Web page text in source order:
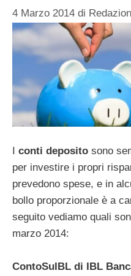
4 Marzo 2014 di
I conti deposito sono
per investire i propri
prevedono spese, e in
bollo proporzionale è a
seguito vediamo quali
marzo 2014:
ContoSuIBL di IBL